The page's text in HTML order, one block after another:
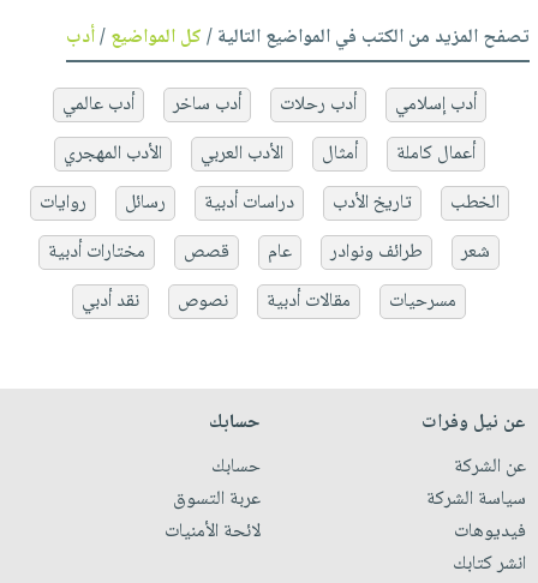
تصفح المزيد من الكتب في المواضيع التالية /كل المواضيع/أدب
أدب إسلامي أدب رحلات أدب ساخر
أدب عالمي
أعمال كاملة
أمثال الأدب العربي
الأدب المهجري
الخطب
تاريخ الأدب دراسات أدبية رسائل
روايات
شعر
طرائف ونوادر عام قصص
مختارات أدبية
مسرحيات
مقالات أدبية نصوص نقد أدبي
عن نيل وفرات
عن الشركة
سياسة الشركة
فيديوهات
انشر كتابك
حسابك
حسابك
عربة التسوق
لائحة الأمنيات